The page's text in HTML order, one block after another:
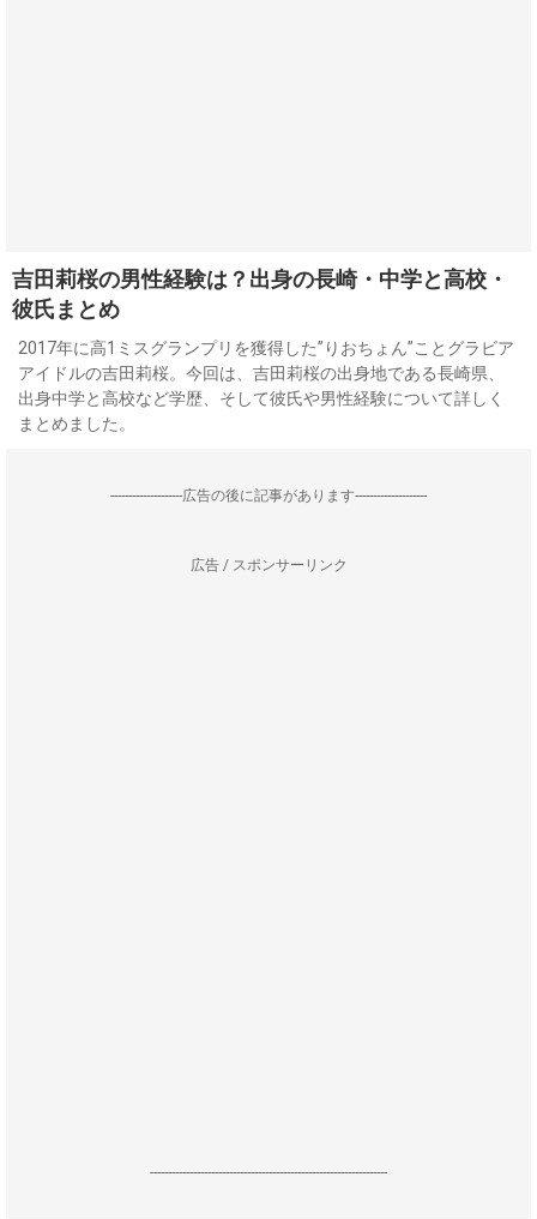
吉田莉桜の男性経験は？出身の長崎・中学と高校・
彼氏まとめ
2017年に高1ミスグランプリを獲得した”りおちょん”ことグラビア
アイドルの吉田莉桜。今回は、吉田莉桜の出身地である長崎県、
出身中学と高校など学歴、そして彼氏や男性経験について詳しく
まとめました。
--------------------広告の後に記事があります--------------------
広告 / スポンサーリンク
------------------------------------------------------------------